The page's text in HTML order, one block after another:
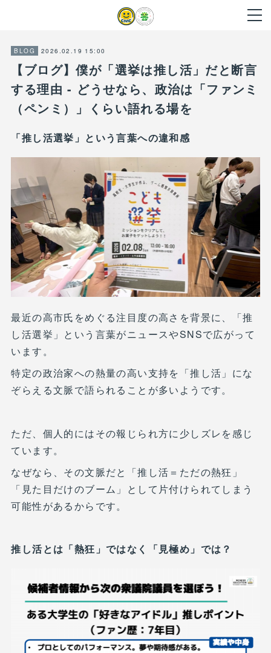
BLOG 2026.02.19 15:00
【ブログ】僕が「選挙は推し活」だと断言
する理由 - どうせなら、政治は「ファンミ
（ペンミ）」くらい語れる場を
「推し活選挙」という言葉への違和感
最近の高市氏をめぐる注目度の高さを背景に、「推
し活選挙」という言葉がニュースやSNSで広がって
います。
特定の政治家への熱量の高い支持を「推し活」にな
ぞらえる文脈で語られることが多いようです。
ただ、個人的にはその報じられ方に少しズレを感じ
ています。
なぜなら、その文脈だと「推し活＝ただの熱狂」
「見た目だけのブーム」として片付けられてしまう
可能性があるからです。
推し活とは「熱狂」ではなく「見極め」では？